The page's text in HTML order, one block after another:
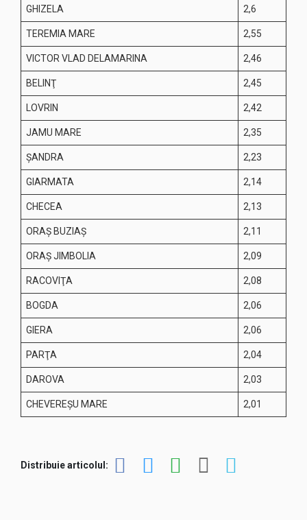
GHIZELA 2,6
TEREMIA MARE 2,55
VICTOR VLAD DELAMARINA 2,46
BELINŢ 2,45
LOVRIN 2,42
JAMU MARE 2,35
ŞANDRA 2,23
GIARMATA 2,14
CHECEA 2,13
ORAŞ BUZIAŞ 2,11
ORAŞ JIMBOLIA 2,09
RACOVIŢA 2,08
BOGDA 2,06
GIERA 2,06
PARŢA 2,04
DAROVA 2,03
CHEVEREŞU MARE 2,01
Distribuie articolul: